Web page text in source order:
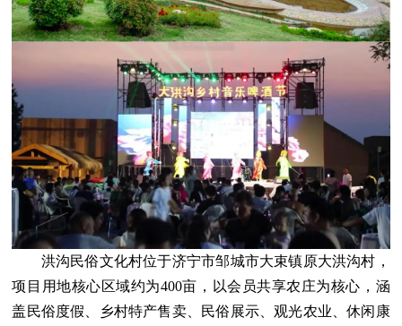
洪沟民俗文化村位于济宁市邹城市大束镇原大洪沟村，
项目用地核心区域约为400亩，以会员共享农庄为核心，涵
盖民俗度假、乡村特产售卖、民俗展示、观光农业、休闲康